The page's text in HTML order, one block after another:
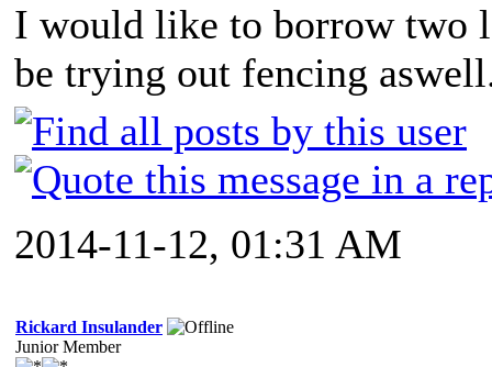
I would like to borrow two
be trying out fencing
2014-11-12, 01:31 AM
Rickard Insulander
Junior Member